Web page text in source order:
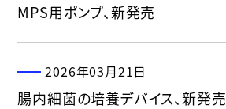
MPS用ポンプ、新発売
2026年03月21日
腸内細菌の培養デバイス、新発売